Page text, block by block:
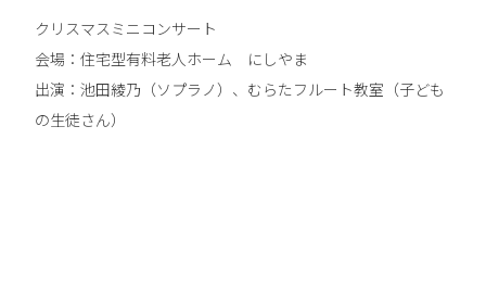
クリスマスミニコンサート
会場：住宅型有料老人ホーム にしやま
出演：池田綾乃（ソプラノ）、むらたフルート教室（子ども
の生徒さん）